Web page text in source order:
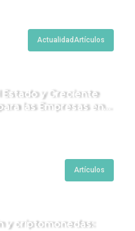
ActualidadArtículos
y Creciente
las Empresas en
Artículos
y criptomonedas: